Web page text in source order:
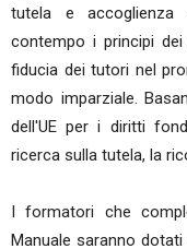
tutela e accoglienza
contempo i principi
fiducia dei tutori nel
modo imparziale.
dell'UE per i diritti
ricerca sulla tutela, la
I formatori che
Manuale saranno